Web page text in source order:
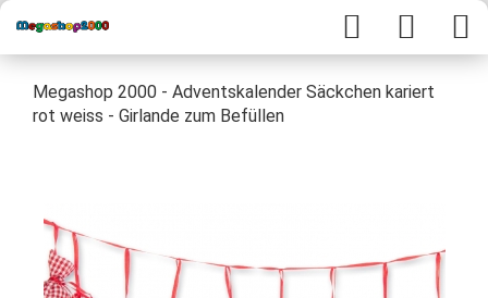
Megashop 2000 - Adventskalender Säckchen kariert
rot weiss - Girlande zum Befüllen